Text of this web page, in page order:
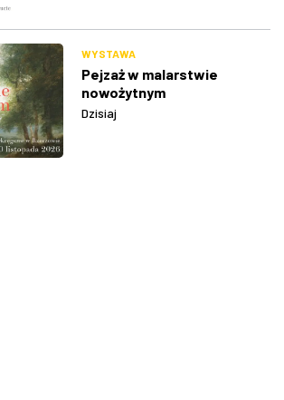
WYSTAWA
Pejzaż w malarstwie
nowożytnym
Dzisiaj